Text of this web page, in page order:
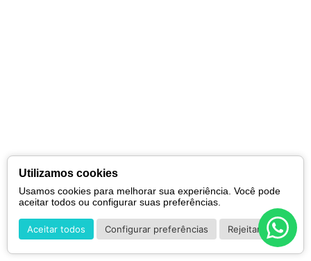
Utilizamos cookies
Usamos cookies para melhorar sua experiência. Você pode
aceitar todos ou configurar suas preferências.
Aceitar todos Configurar preferências Rejeitar